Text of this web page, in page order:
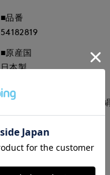
■品番
54182819
■原産国
日本製
■クオリティ
ポリエステル47% 毛40%
取り扱いについて